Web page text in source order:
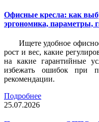
Офисные кресла: как
эргономика, параметры,
Ищете удобное
рост и вес, какие
на какие гарантийные
избежать ошибок при
рекомендации.
Подробнее
25.07.2026